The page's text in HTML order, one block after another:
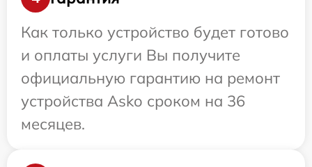
Как только устройство будет готово
и оплаты услуги Вы получите
официальную гарантию на ремонт
устройства Asko сроком на 36
месяцев.